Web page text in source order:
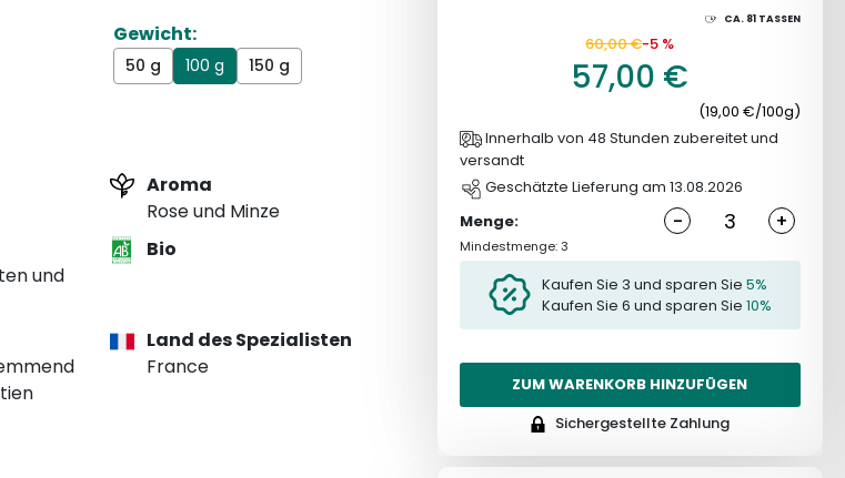
Gewicht:
50 g 100 g 150 g
Aroma
Rose und Minze
und
Bio
Land des Spezialisten
France
CA. 81 TASSEN
60,00 €-5 %
57,00 €
(19,00 €/100g)
Innerhalb von 48 Stunden zubereitet und
versandt
Geschätzte Lieferung am 13.08.2026
Menge:
- +
Mindestmenge: 3
Kaufen Sie 3 und sparen Sie 5%
Kaufen Sie 6 und sparen Sie 10%
ZUM WARENKORB HINZUFÜGEN
Sichergestellte Zahlung